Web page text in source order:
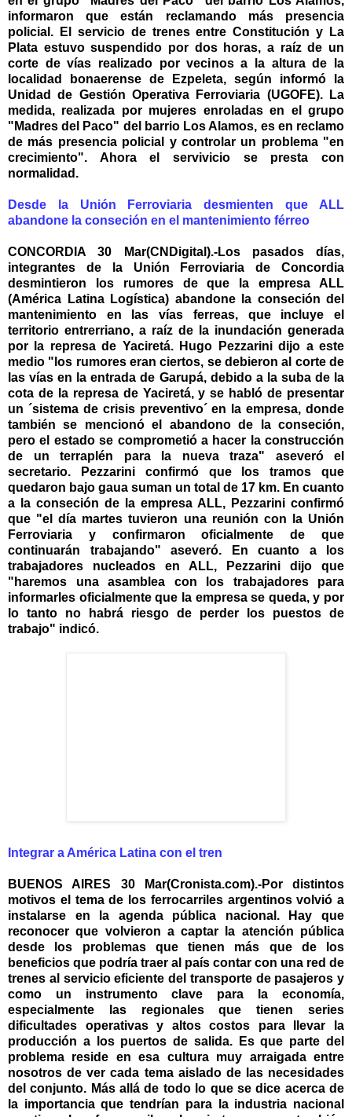
informaron que están reclamando más presencia
policial. El servicio de trenes entre Constitución y La
Plata estuvo suspendido por dos horas, a raíz de un
corte de vías realizado por vecinos a la altura de la
localidad bonaerense de Ezpeleta, según informó la
Unidad de Gestión Operativa Ferroviaria (UGOFE). La
medida, realizada por mujeres enroladas en el grupo
"Madres del Paco" del barrio Los Alamos, es en reclamo
de más presencia policial y controlar un problema "en
crecimiento". Ahora el servivicio se presta con
normalidad.
Desde la Unión Ferroviaria desmienten que ALL
abandone la conseción en el mantenimiento férreo
CONCORDIA 30 Mar(CNDigital).-Los pasados días,
integrantes de la Unión Ferroviaria de Concordia
desmintieron los rumores de que la empresa ALL
(América Latina Logística) abandone la conseción del
mantenimiento en las vías ferreas, que incluye el
territorio entrerriano, a raíz de la inundación generada
por la represa de Yaciretá. Hugo Pezzarini dijo a este
medio "los rumores eran ciertos, se debieron al corte de
las vías en la entrada de Garupá, debido a la suba de la
cota de la represa de Yaciretá, y se habló de presentar
un ´sistema de crisis preventivo´ en la empresa, donde
también se mencionó el abandono de la conseción,
pero el estado se comprometió a hacer la construcción
de un terraplén para la nueva traza" aseveró el
secretario. Pezzarini confirmó que los tramos que
quedaron bajo gaua suman un total de 17 km. En cuanto
a la conseción de la empresa ALL, Pezzarini confirmó
que "el día martes tuvieron una reunión con la Unión
Ferroviaria y confirmaron oficialmente de que
continuarán trabajando" aseveró. En cuanto a los
trabajadores nucleados en ALL, Pezzarini dijo que
"haremos una asamblea con los trabajadores para
informarles oficialmente que la empresa se queda, y por
lo tanto no habrá riesgo de perder los puestos de
trabajo" indicó.
Integrar a América Latina con el tren
BUENOS AIRES 30 Mar(Cronista.com).-Por distintos
motivos el tema de los ferrocarriles argentinos volvió a
instalarse en la agenda pública nacional. Hay que
reconocer que volvieron a captar la atención pública
desde los problemas que tienen más que de los
beneficios que podría traer al país contar con una red de
trenes al servicio eficiente del transporte de pasajeros y
como un instrumento clave para la economía,
especialmente las regionales que tienen series
dificultades operativas y altos costos para llevar la
producción a los puertos de salida. Es que parte del
problema reside en esa cultura muy arraigada entre
nosotros de ver cada tema aislado de las necesidades
del conjunto. Más allá de todo lo que se dice acerca de
la importancia que tendrían para la industria nacional